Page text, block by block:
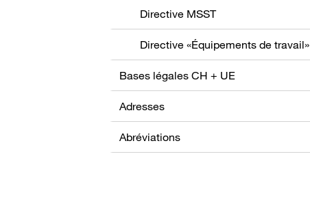
Directive MSST
Directive «Équipements de travail»
Bases légales CH + UE
Adresses
Abréviations